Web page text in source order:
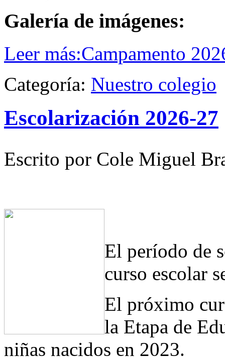
Galería de imágenes:
Leer más:Campamento
Categoría: Nuestro colegio
Escolarización 2026-27
Escrito por Cole Miguel
El período de
curso escolar
El próximo
la Etapa de
niñas nacidos en 2023.